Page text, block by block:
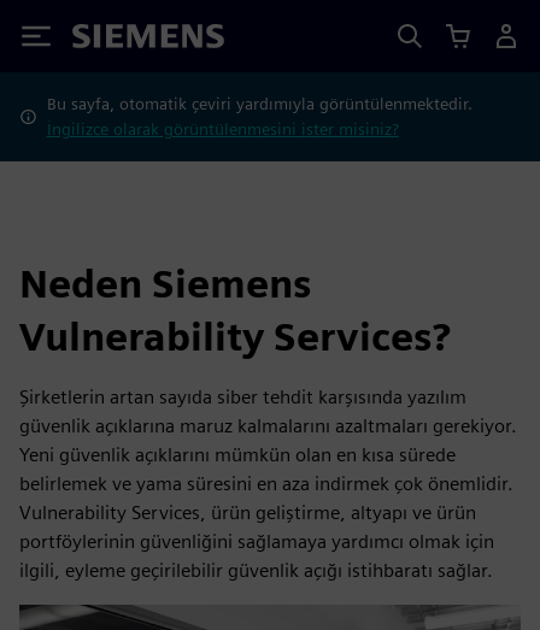
Siemens
Bu sayfa, otomatik çeviri yardımıyla görüntülenmektedir.
İngilizce olarak görüntülenmesini ister misiniz?
Neden Siemens
Vulnerability Services?
Şirketlerin artan sayıda siber tehdit karşısında yazılım
güvenlik açıklarına maruz kalmalarını azaltmaları gerekiyor.
Yeni güvenlik açıklarını mümkün olan en kısa sürede
belirlemek ve yama süresini en aza indirmek çok önemlidir.
Vulnerability Services, ürün geliştirme, altyapı ve ürün
portföylerinin güvenliğini sağlamaya yardımcı olmak için
ilgili, eyleme geçirilebilir güvenlik açığı istihbaratı sağlar.